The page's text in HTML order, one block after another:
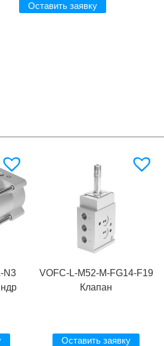
Оставить заявку
N3
VOFC-L-M52-M-FG14-F19
Клапан
Оставить заявку